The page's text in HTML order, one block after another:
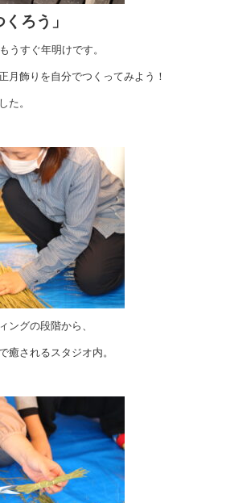
ろう」
うすぐ年明けです。
月飾りを自分でつくってみよう！
た。
ングの段階から、
癒されるスタジオ内。